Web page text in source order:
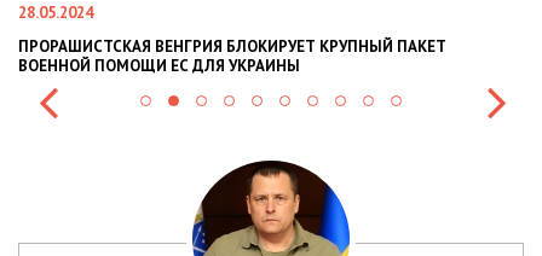
28.05.2024
ПРОРАШИСТСКАЯ ВЕНГРИЯ БЛОКИРУЕТ КРУПНЫЙ ПАКЕТ
ВОЕННОЙ ПОМОЩИ ЕС ДЛЯ УКРАИНЫ